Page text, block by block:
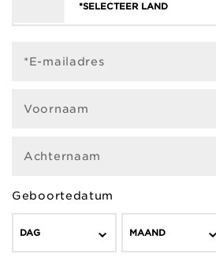
*SELECTEER LAND
*E-mailadres
Voornaam
Achternaam
Geboortedatum
DAG MAAND